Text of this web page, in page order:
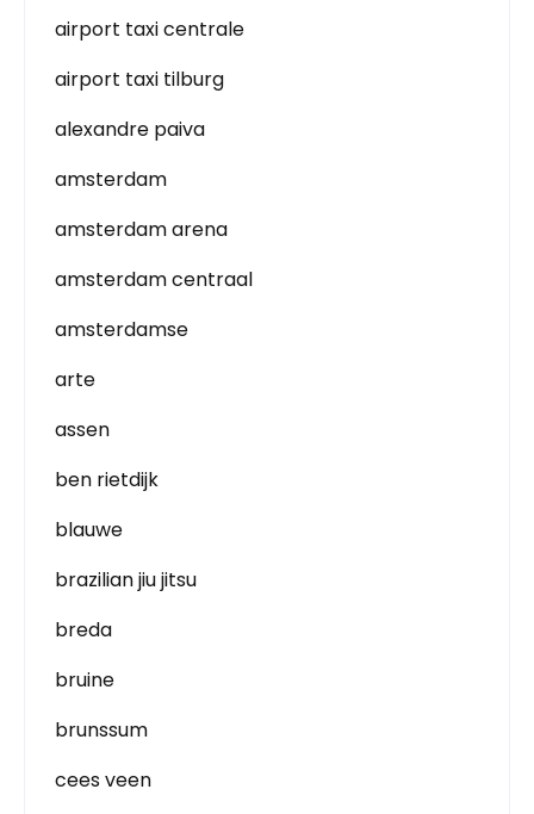
airport taxi centrale
airport taxi tilburg
alexandre paiva
amsterdam
amsterdam arena
amsterdam centraal
amsterdamse
arte
assen
ben rietdijk
blauwe
brazilian jiu jitsu
breda
bruine
brunssum
cees veen